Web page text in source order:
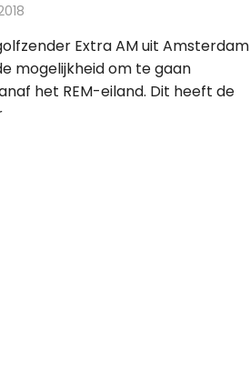
Extra AM uit Amsterdam
mogelijkheid om te gaan
het REM-eiland. Dit heeft de